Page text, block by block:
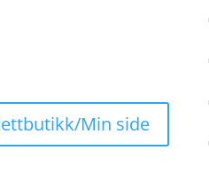
Min side